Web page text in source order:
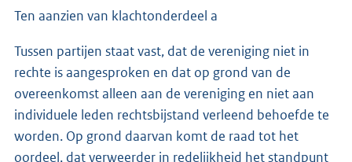
Ten aanzien van klachtonderdeel a
Tussen partijen staat vast, dat de vereniging niet in
rechte is aangesproken en dat op grond van de
overeenkomst alleen aan de vereniging en niet aan
individuele leden rechtsbijstand verleend behoefde te
worden. Op grond daarvan komt de raad tot het
oordeel, dat verweerder in redelijkheid het standpunt